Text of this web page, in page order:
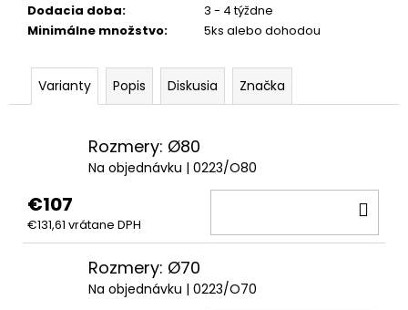
Dodacia doba:
3 - 4 týždne
Minimálne množstvo: 5ks alebo dohodou
Varianty Popis Diskusia Značka
Rozmery: Ø80
Na objednávku | 0223/O80
€107
€131,61 vrátane DPH
Rozmery: Ø70
Na objednávku | 0223/O70